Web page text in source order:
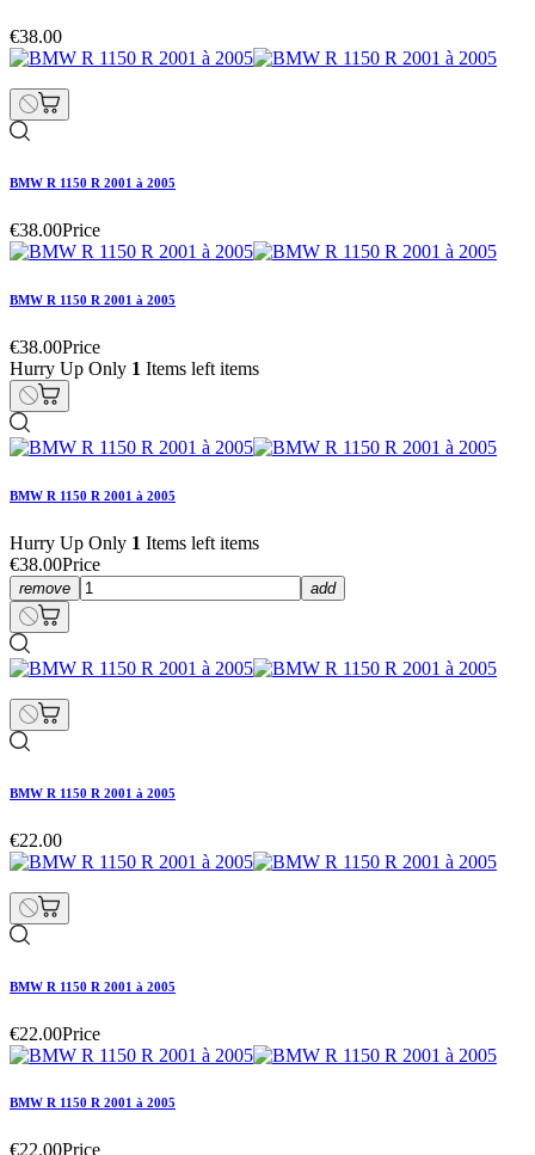
€38.00
BMW R 1150 R 2001 à 2005
€38.00Price
BMW R 1150 R 2001 à 2005
€38.00Price
Hurry Up Only 1 Items left items
BMW R 1150 R 2001 à 2005
Hurry Up Only 1 Items left items
€38.00Price
remove add
BMW R 1150 R 2001 à 2005
€22.00
BMW R 1150 R 2001 à 2005
€22.00Price
BMW R 1150 R 2001 à 2005
€22.00Price